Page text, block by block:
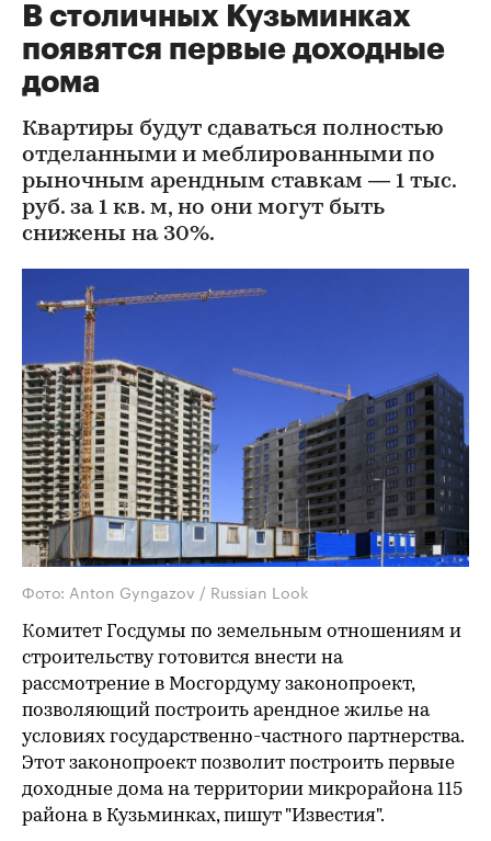
В столичных Кузьминках
появятся первые доходные
дома
Квартиры будут сдаваться полностью
отделанными и меблированными по
рыночным арендным ставкам — 1 тыс.
руб. за 1 кв. м, но они могут быть
снижены на 30%.
Фото: Anton Gyngazov / Russian Look
Комитет Госдумы по земельным отношениям и
строительству готовится внести на
рассмотрение в Мосгордуму законопроект,
позволяющий построить арендное жилье на
условиях государственно-частного партнерства.
Этот законопроект позволит построить первые
доходные дома на территории микрорайона 115
района в Кузьминках, пишут "Известия".